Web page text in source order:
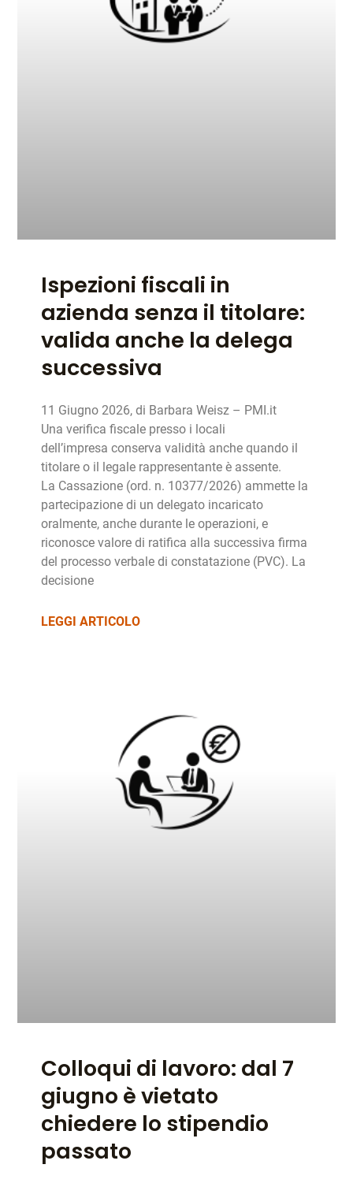
Ispezioni fiscali in
azienda senza il titolare:
valida anche la delega
successiva
11 Giugno 2026, di Barbara Weisz – PMI.it
Una verifica fiscale presso i locali
dell’impresa conserva validità anche quando il
titolare o il legale rappresentante è assente.
La Cassazione (ord. n. 10377/2026) ammette la
partecipazione di un delegato incaricato
oralmente, anche durante le operazioni, e
riconosce valore di ratifica alla successiva firma
del processo verbale di constatazione (PVC). La
decisione
LEGGI ARTICOLO
Colloqui di lavoro: dal 7
giugno è vietato
chiedere lo stipendio
passato